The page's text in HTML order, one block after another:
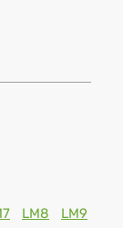
LM8
LM9